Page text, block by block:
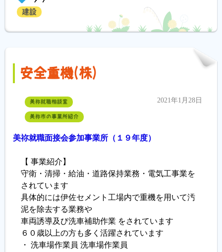
建設
安全重機(株)
美祢就職相談室
美祢市の事業所紹介
2021年1月28日
美祢就職面接会参加事業所（１９年度）
【 事業紹介】
守衛・清掃・給油・道路保持業務・電気工事業を
されています
具体的には伊佐セメント工場内で重機を用いて汚
泥を除去する業務や
車両誘導及び洗車補助作業 をされています
６０歳以上の方も多く活躍されています
・ 洗車場作業員 洗車場作業員